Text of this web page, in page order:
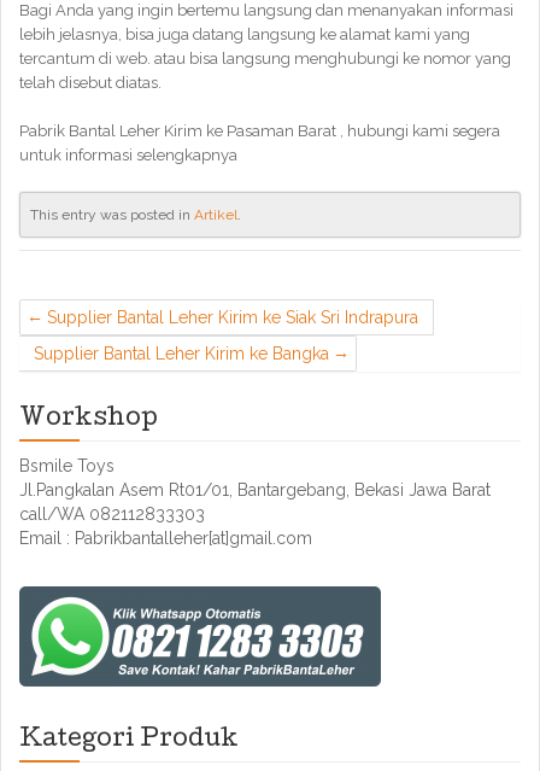
Bagi Anda yang ingin bertemu langsung dan menanyakan informasi
lebih jelasnya, bisa juga datang langsung ke alamat kami yang
tercantum di web. atau bisa langsung menghubungi ke nomor yang
telah disebut diatas.
Pabrik Bantal Leher Kirim ke Pasaman Barat , hubungi kami segera
untuk informasi selengkapnya
This entry was posted in Artikel.
Supplier Bantal Leher Kirim ke Siak Sri Indrapura
Supplier Bantal Leher Kirim ke Bangka
Workshop
Bsmile Toys
Jl.Pangkalan Asem Rt01/01, Bantargebang, Bekasi Jawa Barat
call/WA 082112833303
Email : Pabrikbantalleher[at]gmail.com
Kategori Produk